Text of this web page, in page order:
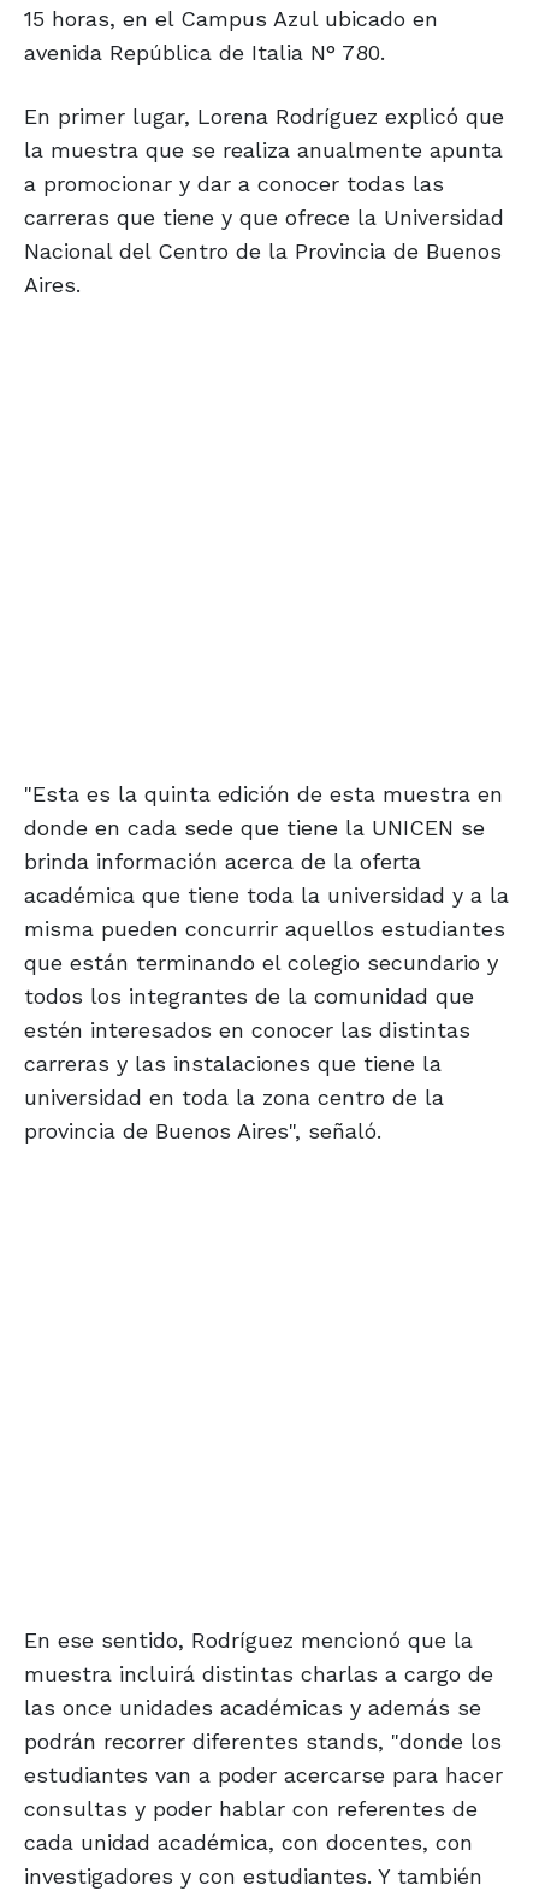
15 horas, en el Campus Azul ubicado en
avenida República de Italia N° 780.
En primer lugar, Lorena Rodríguez explicó que
la muestra que se realiza anualmente apunta
a promocionar y dar a conocer todas las
carreras que tiene y que ofrece la Universidad
Nacional del Centro de la Provincia de Buenos
Aires.
"Esta es la quinta edición de esta muestra en
donde en cada sede que tiene la UNICEN se
brinda información acerca de la oferta
académica que tiene toda la universidad y a la
misma pueden concurrir aquellos estudiantes
que están terminando el colegio secundario y
todos los integrantes de la comunidad que
estén interesados en conocer las distintas
carreras y las instalaciones que tiene la
universidad en toda la zona centro de la
provincia de Buenos Aires", señaló.
En ese sentido, Rodríguez mencionó que la
muestra incluirá distintas charlas a cargo de
las once unidades académicas y además se
podrán recorrer diferentes stands, "donde los
estudiantes van a poder acercarse para hacer
consultas y poder hablar con referentes de
cada unidad académica, con docentes, con
investigadores y con estudiantes. Y también